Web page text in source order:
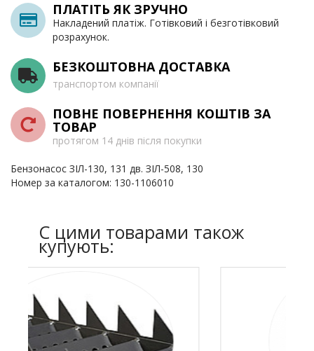
ПЛАТІТЬ ЯК ЗРУЧНО
Накладений платіж. Готівковий і безготівковий
розрахунок.
БЕЗКОШТОВНА ДОСТАВКА
транспортом компанії
ПОВНЕ ПОВЕРНЕННЯ КОШТІВ ЗА
ТОВАР
протягом 14 днів після покупки
Бензонасос ЗІЛ-130, 131 дв. ЗІЛ-508, 130
Номер за каталогом: 130-1106010
C цими товарами також
купують: